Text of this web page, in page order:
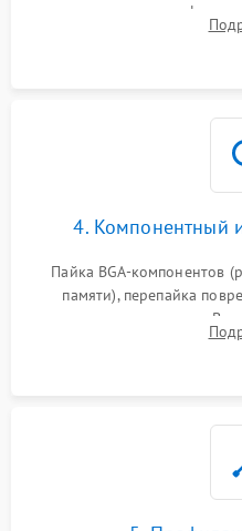
микросхем флеш-
4. Компонентный
Пайка BGA-компонентов
памяти), перепайка
контроллеров питания.
неисправного жесткого